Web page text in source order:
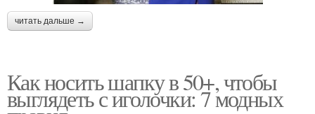
читать дальше →
Как носить шапку в 50+, чтобы
выглядеть с иголочки: 7 модных